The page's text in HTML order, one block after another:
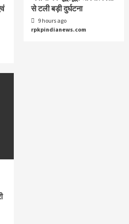
से टली बड़ी दुर्घटना
9 hours ago
rpkpindianews.com